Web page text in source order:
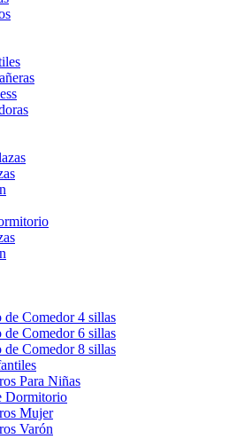
de Comedor 4 sillas
de Comedor 6 sillas
de Comedor 8 sillas
Para Niñas
Dormitorio
Mujer
Varón